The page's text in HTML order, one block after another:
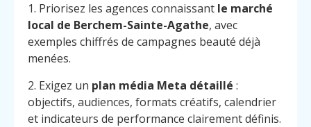
1. Priorisez les agences connaissant le marché
local de Berchem-Sainte-Agathe, avec
exemples chiffrés de campagnes beauté déjà
menées.
2. Exigez un plan média Meta détaillé :
objectifs, audiences, formats créatifs, calendrier
et indicateurs de performance clairement définis.